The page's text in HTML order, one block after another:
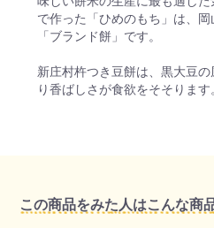
で作った「ひめのもち」は、
「ブランド餅」です。
新庄村杵つき豆餅は、黒大豆
り香ばしさが食欲をそそります
この商品をみた人はこんな商